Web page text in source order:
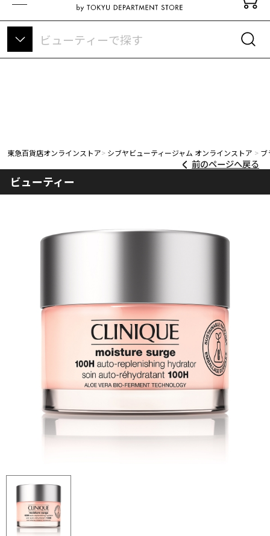
東急百貨店オンラインストアについて
東急百貨店オンラインストア シブヤビューティージャム オンラインストア ブ
前のページへ戻る
ビューティー